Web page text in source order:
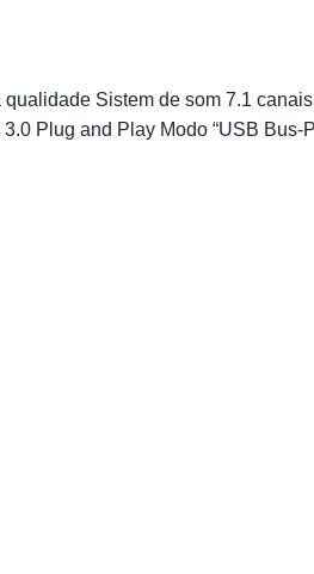
qualidade Sistem de som 7.1 canais
3.0 Plug and Play Modo “USB Bus-